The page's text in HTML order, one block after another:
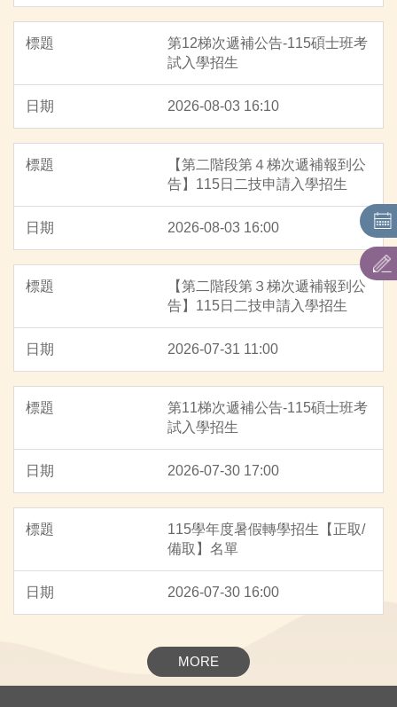
招生簡章
通知單下載
第12梯次遞補公告-115碩士班考
試入學招生
2026-08-03 16:10
【第二階段第４梯次遞補報到公
告】115日二技申請入學招生
2026-08-03 16:00
【第二階段第３梯次遞補報到公
告】115日二技申請入學招生
2026-07-31 11:00
第11梯次遞補公告-115碩士班考
試入學招生
2026-07-30 17:00
115學年度暑假轉學招生【正取/
備取】名單
2026-07-30 16:00
MORE